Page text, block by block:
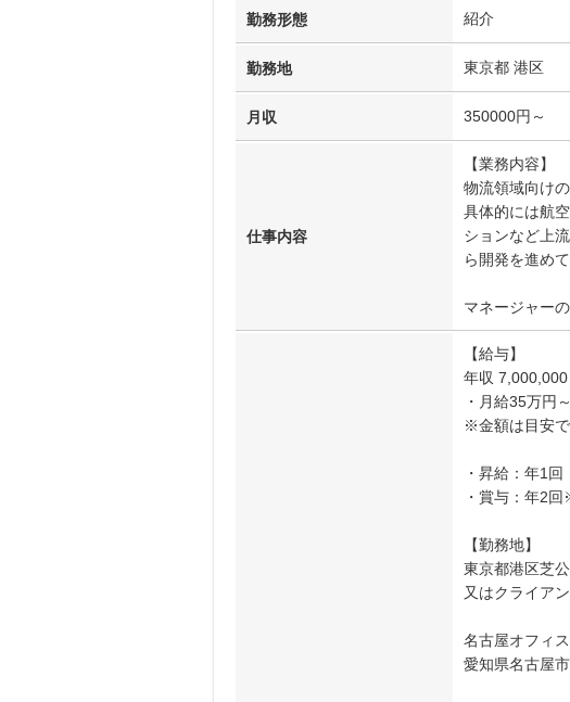
勤務形態 紹介
勤務地 東京都 港区
月収 350000円～
仕事内容
【業務内容】
物流領域向け
具体的には航
ションなど上
ら開発を進め
マネージャー
【給与】
年収
・月給35万円～
※金額は目安で
・昇給：年1回
・賞与：年2
【勤務地】
東京都港区芝
又はクライア
名古屋オフィス
愛知県名古屋